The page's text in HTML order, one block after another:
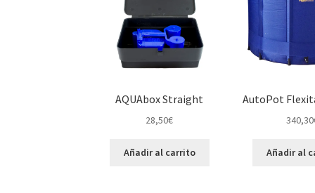
AQUAbox Straight
28,50€
Añadir al carrito
AutoPot
340,30
Añadir al